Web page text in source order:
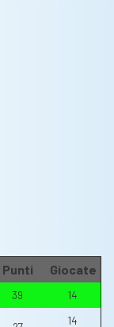
Punti Giocate
39 14
14